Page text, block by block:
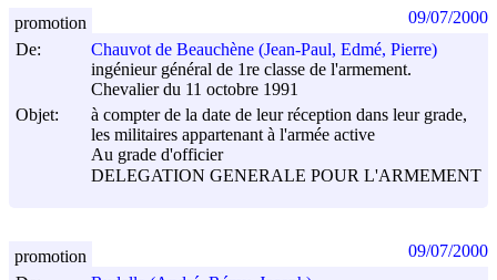
De:
Chauvot de Beauchène (Jean-Paul, Edmé, Pierre)
ingénieur général de 1re classe de l'armement.
Chevalier du 11 octobre 1991
Objet:
à compter de la date de leur réception dans leur grade,
les militaires appartenant à l'armée active
Au grade d'officier
DELEGATION GENERALE POUR L'ARMEMENT
promotion 09/07/2000
promotion 09/07/2000